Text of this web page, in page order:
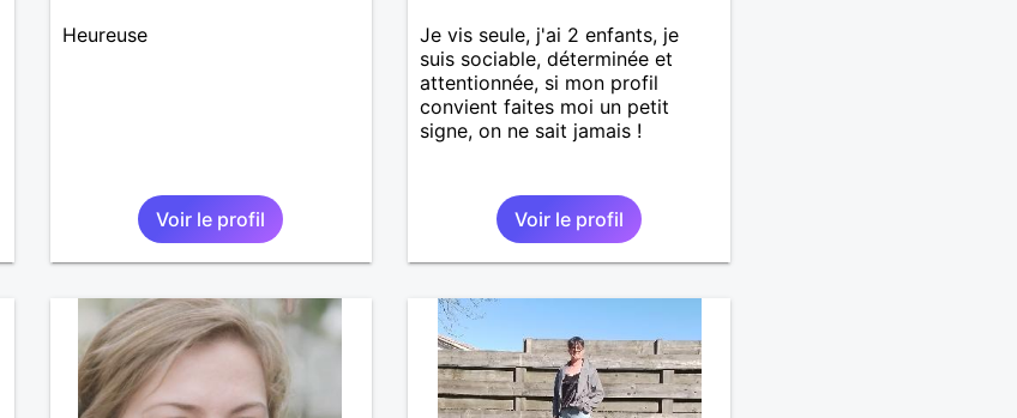
Heureuse
Voir le profil
Je vis seule, j'ai 2 enfants, je
suis sociable, déterminée et
attentionnée, si mon profil
convient faites moi un petit
signe, on ne sait jamais !
Voir le profil